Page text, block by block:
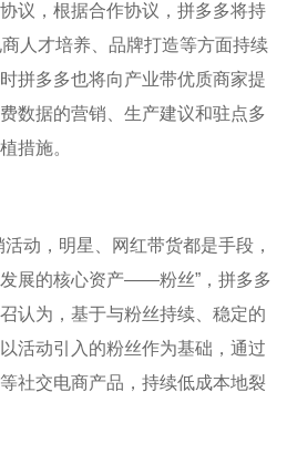
议，根据合作协议，拼多多将持
人才培养、品牌打造等方面持续
拼多多也将向产业带优质商家提
数据的营销、生产建议和驻点多
措施。
动，明星、网红带货都是手段，
展的核心资产——粉丝”，拼多多
认为，基于与粉丝持续、稳定的
活动引入的粉丝作为基础，通过
社交电商产品，持续低成本地裂